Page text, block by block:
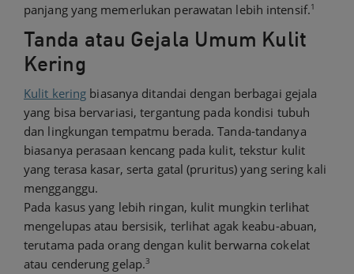
panjang yang memerlukan perawatan lebih intensif.1
Tanda atau Gejala Umum Kulit
Kering
Kulit kering biasanya ditandai dengan berbagai gejala
yang bisa bervariasi, tergantung pada kondisi tubuh
dan lingkungan tempatmu berada. Tanda-tandanya
biasanya perasaan kencang pada kulit, tekstur kulit
yang terasa kasar, serta gatal (pruritus) yang sering kali
mengganggu.
Pada kasus yang lebih ringan, kulit mungkin terlihat
mengelupas atau bersisik, terlihat agak keabu-abuan,
terutama pada orang dengan kulit berwarna cokelat
atau cenderung gelap.3